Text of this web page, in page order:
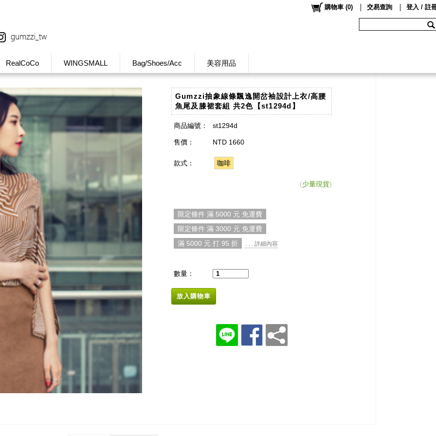
RealCoCo WINGSMALL Bag/Shoes/Acc 美容用品
購物車 (0) 交易查詢 登入 / 註
Gumzzi抽象線條飄逸開岔袖設計上衣/高腰
魚尾及膝裙套組 共2色【st1294d】
商品編號： st1294d
售價： NTD 1660
款式： 咖啡
(少量現貨)
限定條件 滿 5000 元 免運費
限定條件 滿 3000 元 免運費
滿 5000 元 打 95 折
. . . 詳細內容
數量：
放入購物車